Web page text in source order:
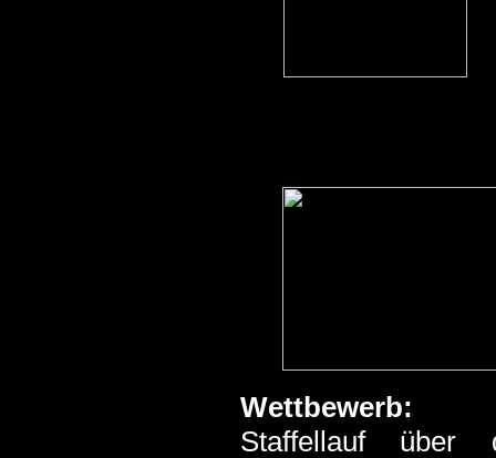
Wettbewerb:
Staffellauf über